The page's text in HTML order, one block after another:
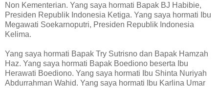
Non Kementerian. Yang saya hormati Bapak BJ Habibie,
Presiden Republik Indonesia Ketiga. Yang saya hormati Ibu
Megawati Soekarnoputri, Presiden Republik Indonesia
Kelima.
Yang saya hormati Bapak Try Sutrisno dan Bapak Hamzah
Haz. Yang saya hormati Bapak Boediono beserta Ibu
Herawati Boediono. Yang saya hormati Ibu Shinta Nuriyah
Abdurrahman Wahid. Yang saya hormati Ibu Karlina Umar